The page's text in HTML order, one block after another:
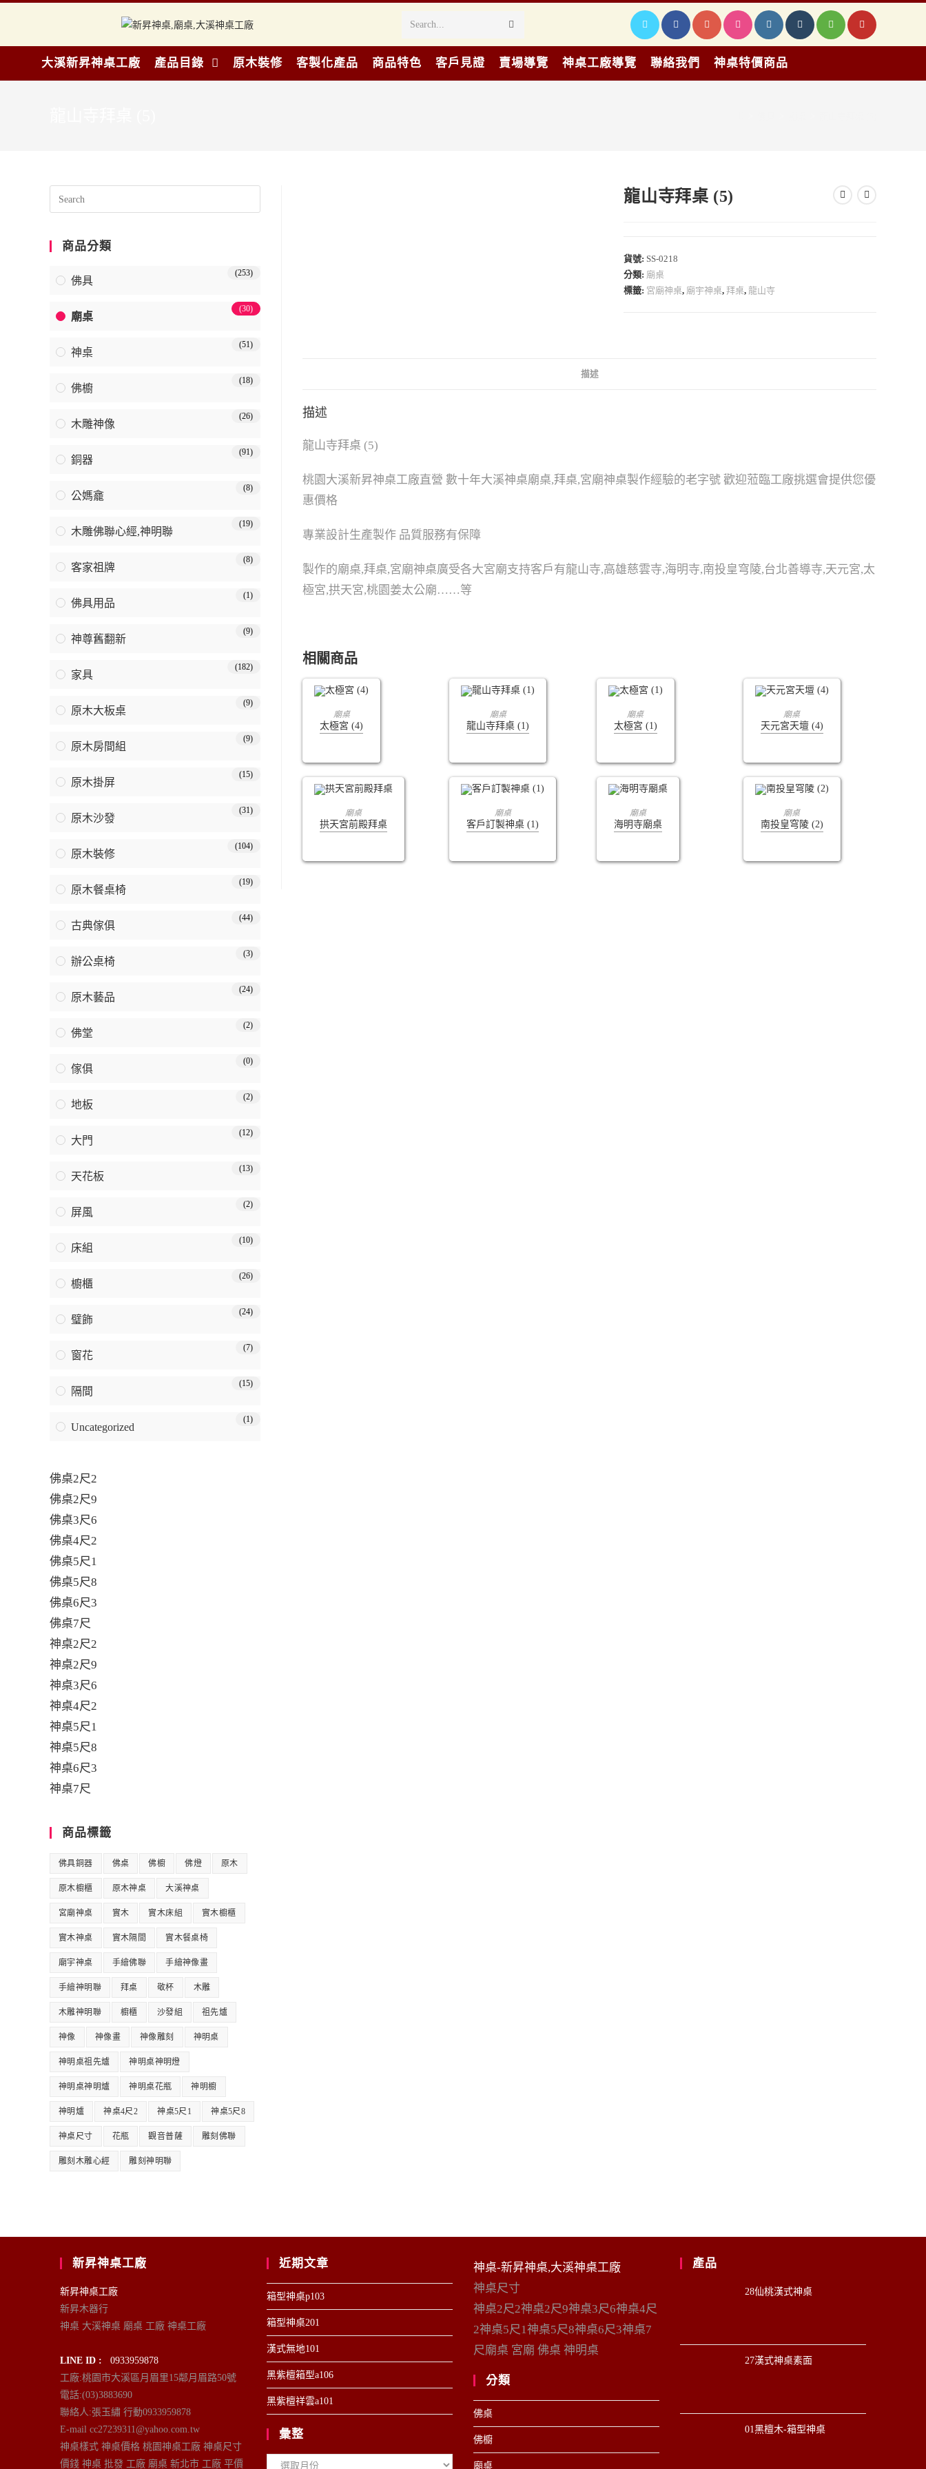
Search...
大溪新昇神桌工廠 產品目錄 原木裝修 客製化產品 商品特色 客戶見證 賣場導覽 神桌工廠導覽 聯絡我們 神桌特價商品
龍山寺拜桌 (5)
貨號: SS-0218
分類: 廟桌
標籤: 宮廟神桌, 廟宇神桌,拜桌,龍山寺
描述
描述
龍山寺拜桌 (5)
桃園大溪新昇神桌工廠直營 數十年大溪神桌廟桌,拜桌,宮廟神桌製作經驗的老字號 歡迎蒞臨工廠挑選會提供您優
惠價格
專業設計生產製作 品質服務有保障
製作的廟桌,拜桌,宮廟神桌廣受各大宮廟支持客戶有龍山寺,高雄慈雲寺,海明寺,南投皇穹陵,台北善導寺,天元宮,太
極宮,拱天宮,桃園姜太公廟……等
相關商品
查看內容
廟桌
太極宮 (4)
查看內容
廟桌
龍山寺拜桌 (1)
查看內容
廟桌
太極宮 (1)
查看內容
廟桌
天元宮天壇 (4)
查看內容
廟桌
拱天宮前殿拜桌
查看內容
廟桌
客戶訂製神桌 (1)
查看內容
廟桌
海明寺廟桌
查看內容
廟桌
南投皇穹陵 (2)
商品分類
佛具
(253)
廟桌
(30)
神桌
(51)
佛櫥
(18)
木雕神像
(26)
銅器
(91)
公媽龕
(8)
木雕佛聯心經,神明聯
(19)
客家祖牌
(8)
佛具用品
(1)
神尊舊翻新
(9)
家具
(182)
原木大板桌
(9)
原木房間組
(9)
原木掛屏
(15)
原木沙發
(31)
原木裝修
(104)
原木餐桌椅
(19)
古典傢俱
(44)
辦公桌椅
(3)
原木藝品
(24)
佛堂
(2)
傢俱
(0)
地板
(2)
大門
(12)
天花板
(13)
屏風
(2)
床組
(10)
櫥櫃
(26)
璧飾
(24)
窗花
(7)
隔間
(15)
Uncategorized
(1)
佛桌2尺2
佛桌2尺9
佛桌3尺6
佛桌4尺2
佛桌5尺1
佛桌5尺8
佛桌6尺3
佛桌7尺
神桌2尺2
神桌2尺9
神桌3尺6
神桌4尺2
神桌5尺1
神桌5尺8
神桌6尺3
神桌7尺
商品標籤
佛具銅器 佛桌 佛櫥 佛燈 原木
原木櫥櫃 原木神桌 大溪神桌
宮廟神桌 實木 實木床組 實木櫥櫃
實木神桌 實木隔間 實木餐桌椅
廟宇神桌 手繪佛聯 手繪神像畫
手繪神明聯 拜桌 敬杯 木雕
木雕神明聯 櫥櫃 沙發組 祖先爐
神像 神像畫 神像雕刻 神明桌
神明桌祖先爐 神明桌神明燈
神明桌神明爐 神明桌花瓶 神明櫥
神明爐 神桌4尺2 神桌5尺1 神桌5尺8
神桌尺寸 花瓶 觀音普薩 雕刻佛聯
雕刻木雕心經 雕刻神明聯
新昇神桌工廠
新昇神桌工廠
新昇木器行
神桌 大溪神桌 廟桌 工廠 神桌工廠
LINE ID :
0933959878
工廠:桃園市大溪區月眉里15鄰月眉路50號
電話:(03)3883690
聯絡人:張玉繡 行動0933959878
E-mail cc27239311@yahoo.com.tw
神桌樣式 神桌價格 桃園神桌工廠 神桌尺寸
價錢 神桌 批發 工廠 廟桌 新北市 工廠 平價
近期文章
箱型神桌p103
箱型神桌201
漢式無地101
黑紫檀箱型a106
黑紫檀祥雲a101
彙整
神桌-新昇神桌,大溪神桌工廠
神桌尺寸
神桌2尺2神桌2尺9神桌3尺6神桌4尺
2神桌5尺1神桌5尺8神桌6尺3神桌7
尺廟桌 宮廟 佛桌 神明桌
分類
佛桌
佛櫥
廟桌
產品
28仙桃漢式神桌
27漢式神桌素面
01黑檀木-箱型神桌